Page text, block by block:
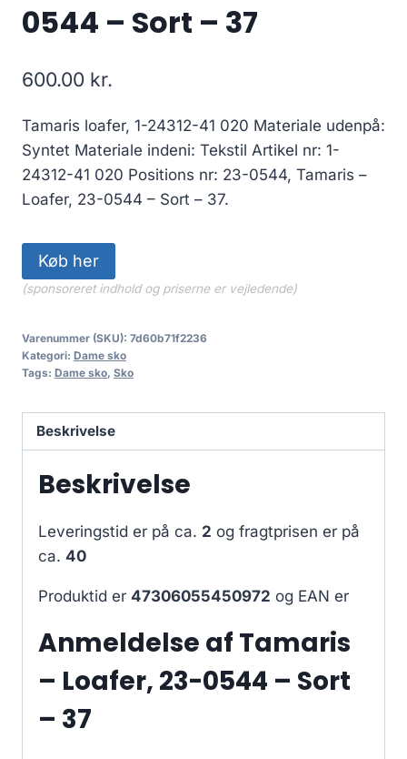
0544 – Sort – 37
600.00 kr.
Tamaris loafer, 1-24312-41 020 Materiale udenpå:
Syntet Materiale indeni: Tekstil Artikel nr: 1-
24312-41 020 Positions nr: 23-0544, Tamaris –
Loafer, 23-0544 – Sort – 37.
Køb her
(sponsoreret indhold og priserne er vejledende)
Varenummer (SKU): 7d60b71f2236
Kategori: Dame sko
Tags: Dame sko, Sko
Beskrivelse
Beskrivelse
Leveringstid er på ca. 2 og fragtprisen er på
ca. 40
Produktid er 47306055450972 og EAN er
Anmeldelse af Tamaris
– Loafer, 23-0544 – Sort
– 37